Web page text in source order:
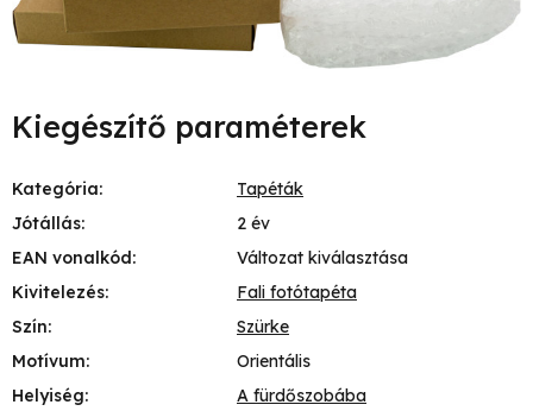
Kiegészítő paraméterek
Kategória:
Tapéták
Jótállás:
2 év
EAN vonalkód:
Változat kiválasztása
Kivitelezés:
Fali fotótapéta
Szín:
Szürke
Motívum:
Orientális
Helyiség:
A fürdőszobába